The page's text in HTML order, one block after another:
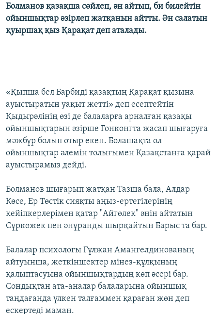
Болманов қазақша сөйлеп, ән айтып, би билейтін
ойыншықтар әзірлеп жатқанын айтты. Ән салатын
қуыршақ қыз Қарақат деп аталады.
«Қыпша бел Барбиді қазақтың Қарақат қызына
ауыстыратын уақыт жетті» деп есептейтін
Қыдырәлінің өзі де балаларға арналған қазақы
ойыншықтарын әзірше Гонконгта жасап шығаруға
мәжбүр болып отыр екен. Болашақта ол
ойыншықтар әлемін толығымен Қазақстанға қарай
ауыстырамыз дейді.
Болманов шығарып жатқан Тазша бала, Алдар
Көсе, Ер Төстік сияқты аңыз-ертегілерінің
кейіпкерлерімен қатар "Айгөлек" әнін айтатын
Сұркөжек пен әнұранды шырқайтын Барыс та бар.
Балалар психологы Гүлжан Амангелдинованың
айтуынша, жеткіншектер мінез-құлқының
қалыптасуына ойыншықтардың көп әсері бар.
Сондықтан ата-аналар балаларына ойыншық
таңдағанда үлкен талғаммен қараған жөн деп
ескертеді маман.